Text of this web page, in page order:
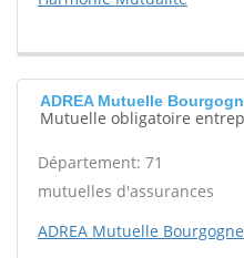
ADREA Mutuelle
Mutuelle obligatoire
Département: 71
mutuelles d'assurances
ADREA Mutuelle Bourgogne